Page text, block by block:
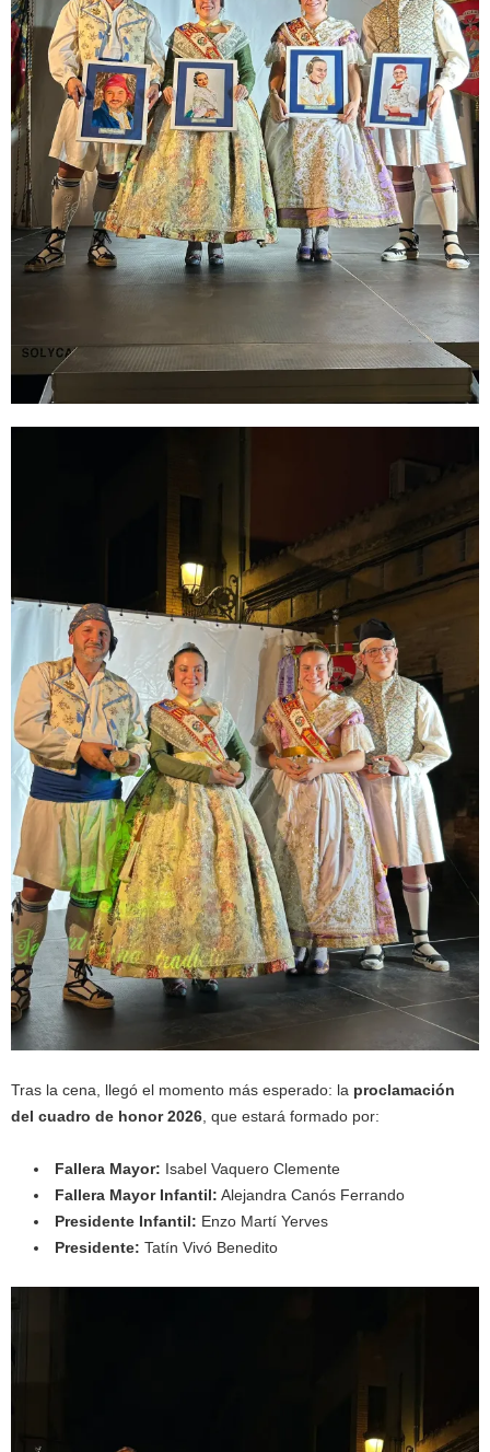
Tras la cena, llegó el momento más esperado: la proclamación
del cuadro de honor 2026, que estará formado por:
Fallera Mayor: Isabel Vaquero Clemente
Fallera Mayor Infantil: Alejandra Canós Ferrando
Presidente Infantil: Enzo Martí Yerves
Presidente: Tatín Vivó Benedito